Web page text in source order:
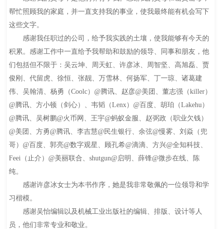
帮忙照顾我的家庭，并一直支持我的事业，使我最终能有机会写下
这些文字。
感谢我任职过的公司，给予我实践的土壤，使我能够有今天的
积累。感谢工作中一直给予我帮助和鼓励的领导、同事和朋友，他
们包括但不限于：吴云坤、周天虹、许彦冰、周智坚、高旭磊、贾
俊刚、代留虎、徐恒、张靓、万雪林、何扬军、丁一琼、诸葛建
伟、吴翰清、杨勇（Coolc）@腾讯、赵彦@美团、董志强（killer）
@腾讯、方小顿（剑心）、韦韬（Lenx）@百度、胡珀（Lakehu）
@腾讯、吴树鹏@火币网、王宇@蚂蚁金服、赵弼政（职业欠钱）
@美团、方勇@腾讯、李吉慧@民生银行、余弦@慢雾、刘焱（兜
哥）@百度、郭亮@数字观星、顾孔希@滴滴、方兴@全知科技、
Feei（止介）@美丽联合、shutgun@启明、薛锋@微步在线、陈
纯。
感谢许彦冰女士为本书作序，她是我非常敬佩的一位领导和学
习楷模。
感谢吴怡编辑以及机械工业出版社的编辑、排版、设计等人
员，他们非常专业和敬业。